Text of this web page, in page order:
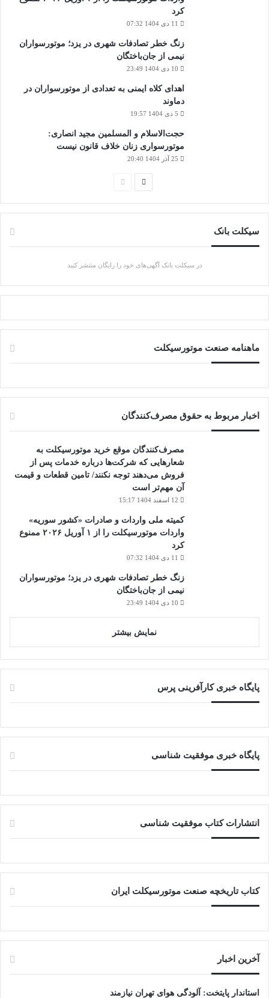
کرد
11 دی 1404 07:32
زنگ خطر تصادفات شهری در یزد؛ موتورسواران
نیمی از جان‌باختگان
10 دی 1404 23:49
اهدای کلاه ایمنی به تعدادی از موتورسواران در
دماوند
5 دی 1404 19:57
حجت‌الاسلام و المسلمین مجید انصاری:
موتورسواری زنان خلاف قانون نیست
25 آذر 1404 20:40
صفحه
سیکلت بانک
در سیکلت بانک آگهی‌های خود را رایگان منتشر کنید
ماهنامه صنعت موتورسیکلت
اخبار مربوط به حقوق مصرف‌کنندگان
مصرف‌کنندگان موقع خرید موتورسیکلت به
شعارهایی که شرکت‌ها درباره خدمات پس از
فروش می‌دهند توجه نکنند/ تامین قطعات و قیمت
آن مهم‌تر است
12 اسفند 1404 15:17
کمیته ملی واردات و صادرات «کشور سوریه»
واردات موتورسیکلت را از ۱ آوریل ۲۰۲۶ ممنوع
کرد
11 دی 1404 07:32
زنگ خطر تصادفات شهری در یزد؛ موتورسواران
نیمی از جان‌باختگان
10 دی 1404 23:49
نمایش بیشتر
پایگاه خبری کارآفرینی پرس
پایگاه خبری موفقیت شناسی
انتشارات کتاب موفقیت شناسی
کتاب تاریخچه صنعت موتورسیکلت ایران
آخرین اخبار
استاندار پایتخت: آلودگی هوای تهران نیازمند